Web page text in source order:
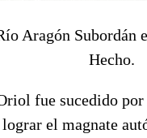
Aragón Subordán
Hecho.
fue sucedido
lograr el magnate